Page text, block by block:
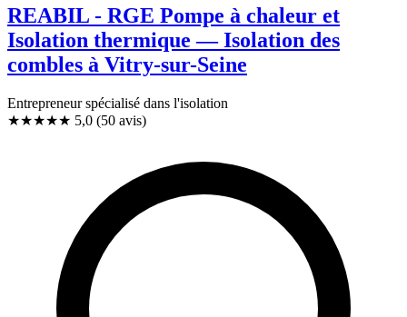
REABIL - RGE Pompe à chaleur et
Isolation thermique — Isolation des
combles à Vitry-sur-Seine
Entrepreneur spécialisé dans l'isolation
★★★★★ 5,0 (50 avis)